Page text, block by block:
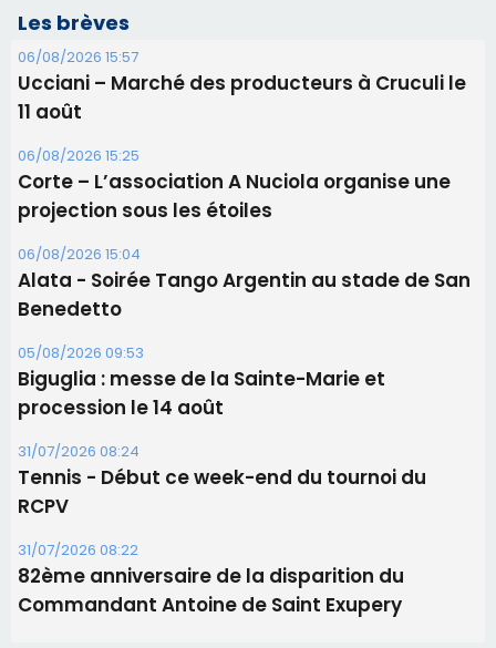
Les brèves
06/08/2026 15:57
Ucciani – Marché des producteurs à Cruculi le
11 août
06/08/2026 15:25
Corte – L’association A Nuciola organise une
projection sous les étoiles
06/08/2026 15:04
Alata - Soirée Tango Argentin au stade de San
Benedetto
05/08/2026 09:53
Biguglia : messe de la Sainte-Marie et
procession le 14 août
31/07/2026 08:24
Tennis - Début ce week-end du tournoi du
RCPV
31/07/2026 08:22
82ème anniversaire de la disparition du
Commandant Antoine de Saint Exupery